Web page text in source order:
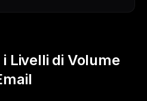
Livelli di Volume